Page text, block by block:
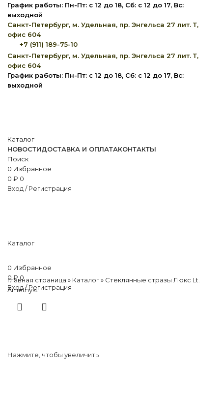
График работы: Пн-Пт: с 12 до 18, Сб: с 12 до 17, Вс:
выходной
Санкт-Петербург, м. Удельная, пр. Энгельса 27 лит. Т,
офис 604
+7 (911) 189-75-10
Санкт-Петербург, м. Удельная, пр. Энгельса 27 лит. Т,
офис 604
График работы: Пн-Пт: с 12 до 18, Сб: с 12 до 17, Вс:
выходной
Каталог
НОВОСТИДОСТАВКА И ОПЛАТАКОНТАКТЫ
Поиск
0 Избранное
0 ₽ 0
Вход / Регистрация
Каталог
0 Избранное
0₽0
Вход / Регистрация
Главная страница » Каталог» Стеклянные стразы Люкс Lt.
Amethyst
Нажмите, чтобы увеличить